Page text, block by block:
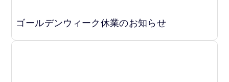
ゴールデンウィーク休業のお知らせ